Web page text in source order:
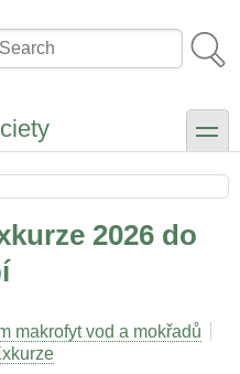
toggle
2026 do
makrofyt vod a mokřadů